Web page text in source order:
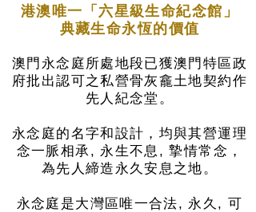
港澳唯一「六星級生命紀念館」
典藏生命永恆的價值
澳門永念庭所處地段已獲澳門特區政
府批出認可之私營骨灰龕土地契約作
先人紀念堂。
永念庭的名字和設計，均與其營運理
念一脈相承, 永生不息, 摯情常念，
為先人締造永久安息之地。
永念庭是大灣區唯一合法, 永久, 可